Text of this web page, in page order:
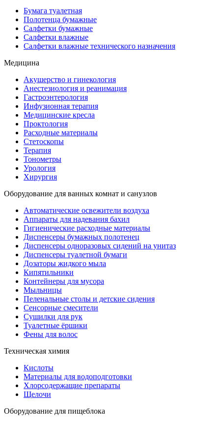
Бумага туалетная
Полотенца бумажные
Салфетки бумажные
Салфетки влажные
Салфетки влажные технического назначения
Медицина
Акушерство и гинекология
Анестезиология и реанимация
Гастроэнтерология
Инфузионная терапия
Медицинские кресла
Проктология
Расходные материалы
Стетоскопы
Терапия
Тонометры
Урология
Хирургия
Оборудование для ванных комнат и санузлов
Автоматические освежители воздуха
Аппараты для надевания бахил
Гигиенические расходные материалы
Диспенсеры бумажных полотенец
Диспенсеры одноразовых сидений на унитаз
Диспенсеры туалетной бумаги
Дозаторы жидкого мыла
Кипятильники
Контейнеры для мусора
Мыльницы
Пеленальные столы и детские сидения
Сенсорные смесители
Сушилки для рук
Туалетные ёршики
Фены для волос
Техническая химия
Кислоты
Материалы для водоподготовки
Хлорсодержащие препараты
Щелочи
Оборудование для пищеблока